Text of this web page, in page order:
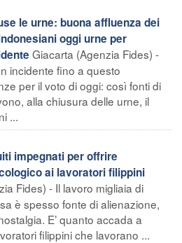
le urne: buona affluenza dei
oggi urne per
Giacarta (Agenzia Fides) -
incidente fino a questo
per il voto di oggi: così fonti di
alla chiusura delle urne, il
...
impegnati per offrire
ai lavoratori filippini
Fides) - Il lavoro migliaia di
è spesso fonte di alienazione,
E’ quanto accada a
filippini che lavorano ...